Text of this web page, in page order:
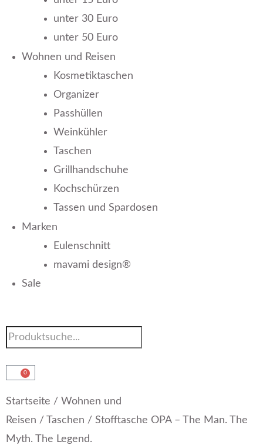
unter 30 Euro
unter 50 Euro
Wohnen und Reisen
Kosmetiktaschen
Organizer
Passhüllen
Weinkühler
Taschen
Grillhandschuhe
Kochschürzen
Tassen und Spardosen
Marken
Eulenschnitt
mavami design®
Sale
0
Startseite / Wohnen und
Reisen / Taschen / Stofftasche OPA – The Man. The
Myth. The Legend.